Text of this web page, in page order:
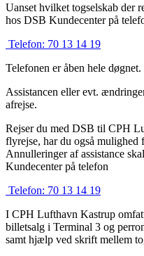
Uanset hvilket togselskab der
hos DSB Kundecenter på
Telefon: 70 13 14 19
Telefonen er åben hele døgnet.
Assistancen eller evt.
afrejse.
Rejser du med DSB til CPH
flyrejse, har du også mulighed
Annulleringer af assistance
Kundecenter på telefon
Telefon: 70 13 14 19
I CPH Lufthavn Kastrup
billetsalg i Terminal 3 og
samt hjælp ved skrift mellem